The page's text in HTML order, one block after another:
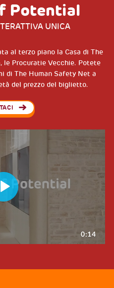
Potential
UNICA
al terzo piano la Casa di The
le Procuratie Vecchie. Potete
di The Human Safety Net a
del prezzo del biglietto.